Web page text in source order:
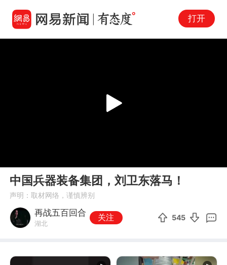
打开
Play
中国兵器装备集团，刘卫东落马！
声明：取材网络，谨慎辨别
再战五百回合
湖北
关注 545